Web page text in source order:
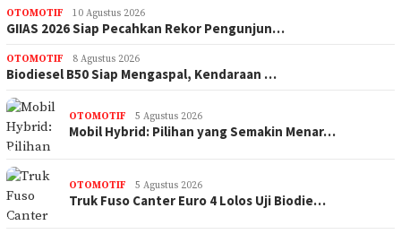
OTOMOTIF 10 Agustus 2026
GIIAS 2026 Siap Pecahkan Rekor Pengunjun…
OTOMOTIF 8 Agustus 2026
Biodiesel B50 Siap Mengaspal, Kendaraan …
OTOMOTIF 5 Agustus 2026
Mobil Hybrid: Pilihan yang Semakin Menar…
OTOMOTIF 5 Agustus 2026
Truk Fuso Canter Euro 4 Lolos Uji Biodie…